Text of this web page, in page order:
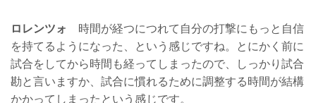
ロレンツォ
時間が経つにつれて自分の打撃にもっと自信
を持てるようになった、という感じですね。とにかく前に
試合をしてから時間も経ってしまったので、しっかり試合
勘と言いますか、試合に慣れるために調整する時間が結構
かかってしまったという感じです。